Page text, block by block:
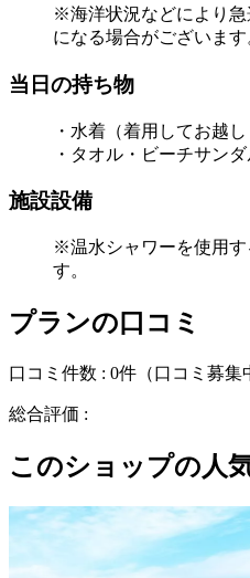
※海洋状況などにより急
になる場合がございます
当日の持ち物
・水着（着用してお越し
・タオル・ビーチサン
施設設備
※温水シャワーを使用す
す。
プランの口コミ
口コミ件数 : 0件 （口コミ募集
総合評価 :
このショップの人